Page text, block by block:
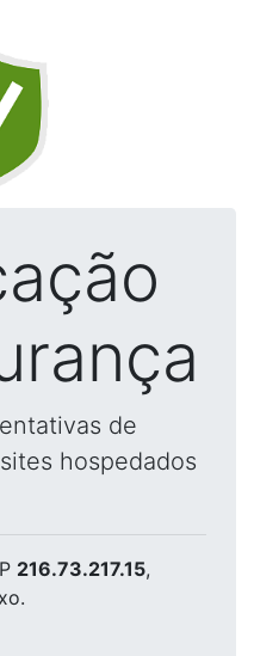
de
hospedados
216.73.217.15,